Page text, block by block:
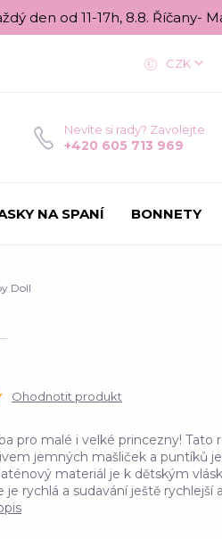
den od 11-17h, 8.8. Říčany-
CZK
Nevíte si rady? Zavolejte.
+420 605 713 969
NA SPANÍ BONNETY
Doll
Ohodnotit produkt
pro malé i velké princezny! Tato
jemných mašliček a puntíků
materiál je k dětským
je rychlá a sudavání ještě rychlejší